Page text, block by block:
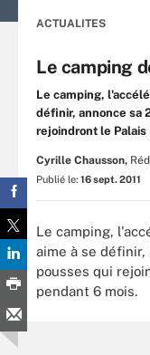
ACTUALITES
Le camping
Le camping,
définir, annonce sa
rejoindront le
Cyrille Chausson,
Publié le: 16 sept. 2011
Le camping,
aime à se définir,
pousses qui
pendant 6 mois.